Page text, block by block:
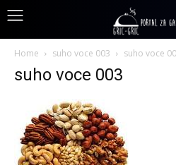
Home suho voce 003 suho voce
suho voce 003